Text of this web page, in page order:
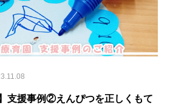
支援事例②えんぴつを正しくもて